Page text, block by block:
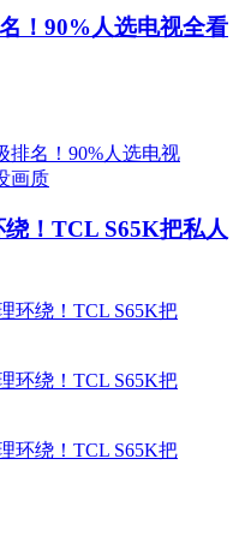
！90%人选电视全看
！TCL S65K把私人